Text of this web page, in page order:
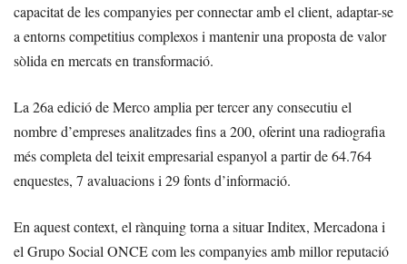
capacitat de les companyies per connectar amb el client, adaptar-se
a entorns competitius complexos i mantenir una proposta de valor
sòlida en mercats en transformació.
La 26a edició de Merco amplia per tercer any consecutiu el
nombre d’empreses analitzades fins a 200, oferint una radiografia
més completa del teixit empresarial espanyol a partir de 64.764
enquestes, 7 avaluacions i 29 fonts d’informació.
En aquest context, el rànquing torna a situar Inditex, Mercadona i
el Grupo Social ONCE com les companyies amb millor reputació